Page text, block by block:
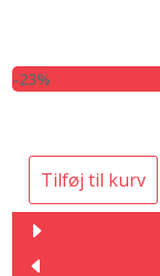
-23%
Tilføj til kurv